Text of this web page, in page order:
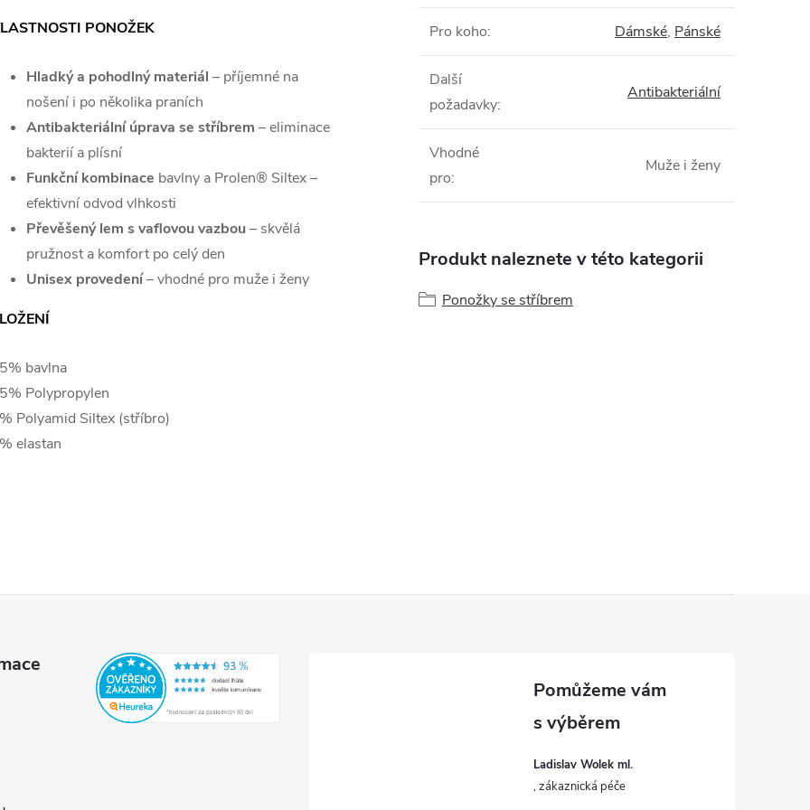
PONOŽEK
Hladký a pohodlný materiál – příjemné na
nošení i po několika praních
Antibakteriální úprava se stříbrem – eliminace
bakterií a plísní
Funkční kombinace bavlny a Prolen® Siltex –
efektivní odvod vlhkosti
Převěšený lem s vaflovou vazbou– skvělá
pružnost a komfort po celý den
Unisex provedení– vhodné pro muže i ženy
bavlna
Polypropylen
Polyamid Siltex (stříbro)
elastan
Pro koho: Dámské, Pánské
Další
požadavky:
Antibakteriální
Vhodné
pro:
Muže i ženy
Produkt naleznete v této kategorii
Ponožky se stříbrem
Ladislav Wolek ml.